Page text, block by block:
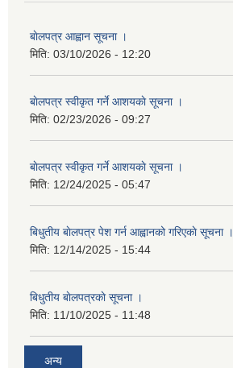
बाेलपत्र आह्वान सूचना ।
मिति: 03/10/2026 - 12:20
बाेलपत्र स्वीकृत गर्ने आशयकाे सूचना ।
मिति: 02/23/2026 - 09:27
बाेलपत्र स्वीकृत गर्ने आशयकाे सूचना ।
मिति: 12/24/2025 - 05:47
बिधुतीय बाेलपत्र पेश गर्न आह्वानको गरिएकाे सूचना ।
मिति: 12/14/2025 - 15:44
बिधुतीय बाेलपत्रकाे सूचना ।
मिति: 11/10/2025 - 11:48
अन्य